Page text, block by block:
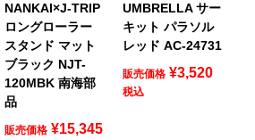
NANKAI×J-TRIP
ロングローラー
スタンド マット
ブラック NJT-
120MBK 南海部
品
販売価格 ¥15,345
UMBRELLA サー
キット パラソル
レッド AC-24731
販売価格 ¥3,520
税込